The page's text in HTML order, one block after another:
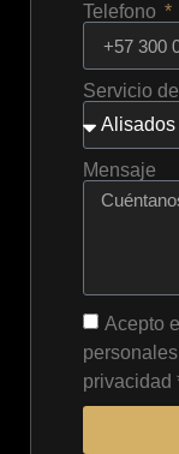
Telefono
Servicio
Mensaje
Acepto
privacidad